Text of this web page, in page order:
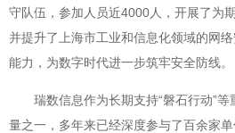
守队伍，参加人员近4000人，开展了为
并提升了上海市工业和信息化领域的网
能力，为数字时代进一步筑牢安全防线。
瑞数信息作为长期支持“磐石行动”
量之一，多年来已经深度参与了百余家